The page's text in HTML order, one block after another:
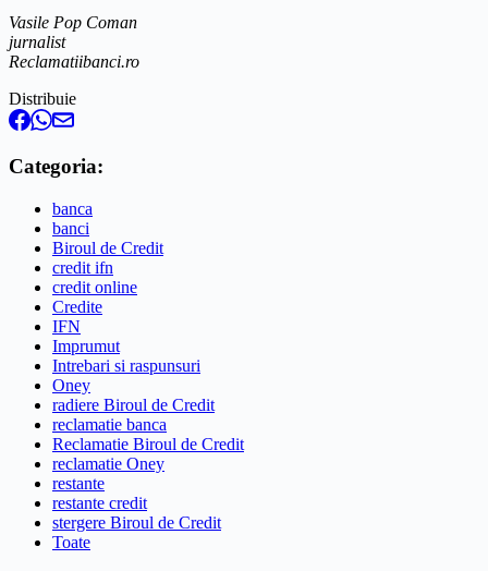
Vasile Pop Coman
jurnalist
Reclamatiibanci.ro
Distribuie
Categoria:
banca
banci
Biroul de Credit
credit ifn
credit online
Credite
IFN
Imprumut
Intrebari si raspunsuri
Oney
radiere Biroul de Credit
reclamatie banca
Reclamatie Biroul de Credit
reclamatie Oney
restante
restante credit
stergere Biroul de Credit
Toate